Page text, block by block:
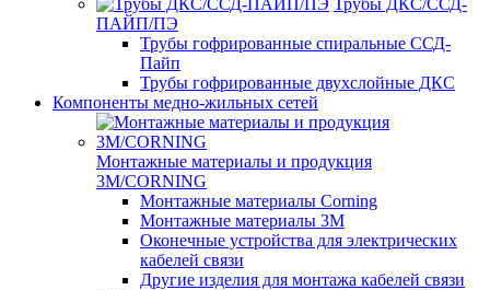
Трубы ДКС/ССД-
ПАЙП/ПЭ
Трубы гофрированные спиральные ССД-
Пайп
Трубы гофрированные двухслойные ДКС
Компоненты медно-жильных сетей
Монтажные материалы и продукция
3M/CORNING
Монтажные материалы Corning
Монтажные материалы 3M
Оконечные устройства для электрических
кабелей связи
Другие изделия для монтажа кабелей связи